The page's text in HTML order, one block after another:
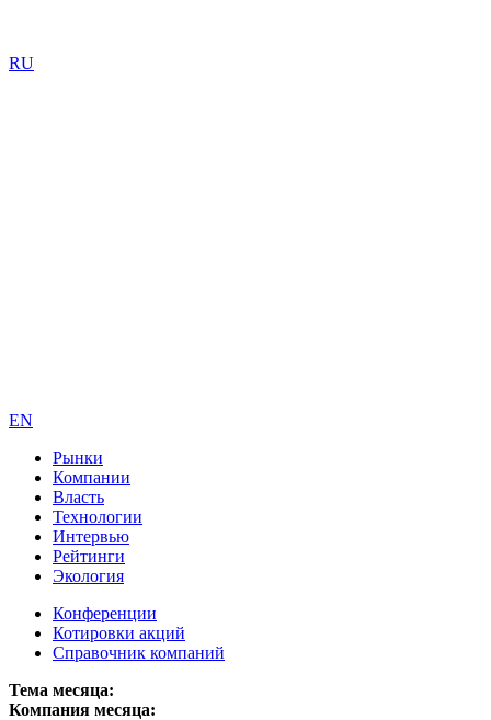
RU
EN
Рынки
Компании
Власть
Технологии
Интервью
Рейтинги
Экология
Конференции
Котировки акций
Справочник компаний
Тема месяца:
Компания месяца: